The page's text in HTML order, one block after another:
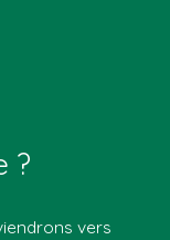
?
vers